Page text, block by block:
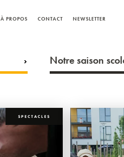
À PROPOS CONTACT NEWSLETTER
Notre saison
SPECTACLES